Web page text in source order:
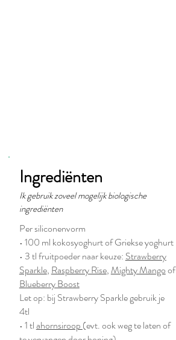
Ingrediënten
Ik gebruik zoveel mogelijk biologische
ingrediënten
Per siliconenvorm
• 100 ml kokosyoghurt of Griekse yoghurt
• 3 tl fruitpoeder naar keuze: Strawberry
Sparkle, Raspberry Rise,Mighty Mangoof
Blueberry Boost
Let op: bij Strawberry Sparkle gebruik je
4tl
• 1 tlahornsiroop (evt. ook weg te laten of